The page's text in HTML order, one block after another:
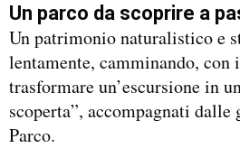
Un parco da scoprire a
Un patrimonio naturalistico e
lentamente, camminando, con
trasformare un’escursione in
scoperta”, accompagnati
Parco.